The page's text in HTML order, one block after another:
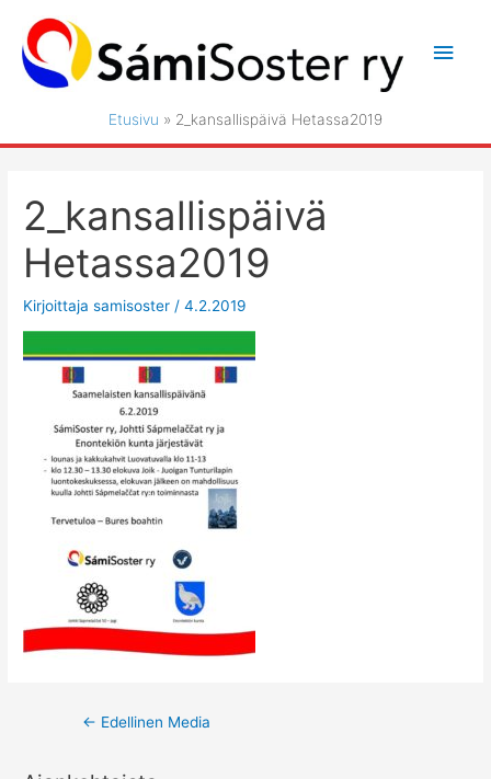
sisältöön
Etusivu 2_kansallispäivä Hetassa2019
2_kansallispäivä
Hetassa2019
Kirjoittajasamisoster /4.2.2019
Post← Edellinen Media